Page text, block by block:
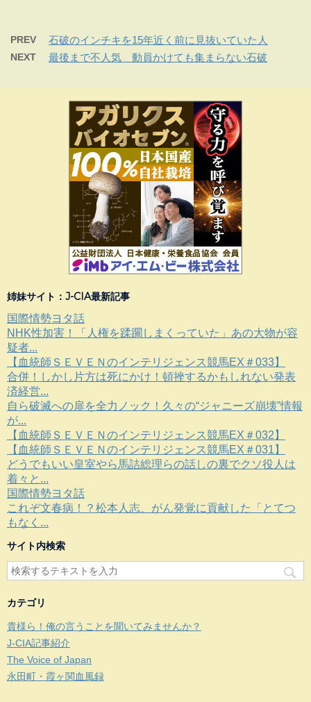
PREV 石破のインチキを15年近く前に見抜いていた人
NEXT 最後まで不人気 動員かけても集まらない石破
姉妹サイト：J-CIA最新記事
国際情勢ヨタ話
NHK性加害！「人権を蹂躙しまくっていた」あの大物が容
疑者...
【血統師ＳＥＶＥＮのインテリジェンス競馬EX＃033】
合併！しかし片方は死にかけ！頓挫するかもしれない発表
済経営...
自ら破滅への扉を全力ノック！久々の“ジャニーズ崩壊”情報
が...
【血統師ＳＥＶＥＮのインテリジェンス競馬EX＃032】
【血統師ＳＥＶＥＮのインテリジェンス競馬EX＃031】
どうでもいい皇室やら馬詰総理らの話しの裏でクソ役人は
着々と...
国際情勢ヨタ話
これぞ文春病！？松本人志、がん発覚に貢献した「とてつ
もなく...
サイト内検索
カテゴリ
貴様ら！俺の言うことを聞いてみませんか？
J-CIA記事紹介
The Voice of Japan
永田町・霞ヶ関血風録